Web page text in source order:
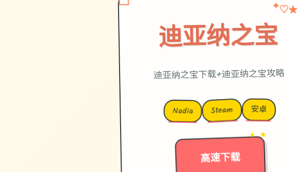
迪亚纳之宝
✦♡
★
迪亚纳之宝下载+迪亚纳之宝攻略
Nadia Steam 安卓
高速下载
→
✦ ★